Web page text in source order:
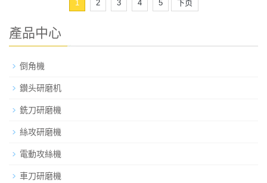
1 2 3 4 5 下页
產品中心
倒角機
鑚头研磨机
銑刀研磨機
絲攻研磨機
電動攻絲機
車刀研磨機